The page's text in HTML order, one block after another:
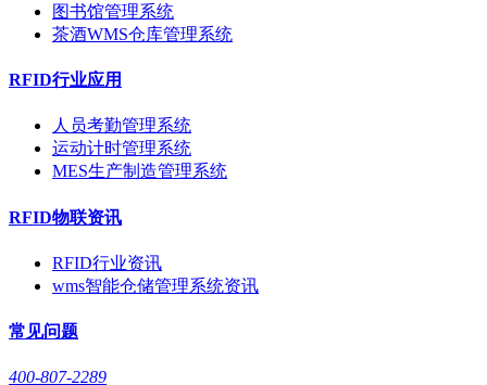
图书馆管理系统
茶酒WMS仓库管理系统
RFID行业应用
人员考勤管理系统
运动计时管理系统
MES生产制造管理系统
RFID物联资讯
RFID行业资讯
wms智能仓储管理系统资讯
常见问题
400-807-2289